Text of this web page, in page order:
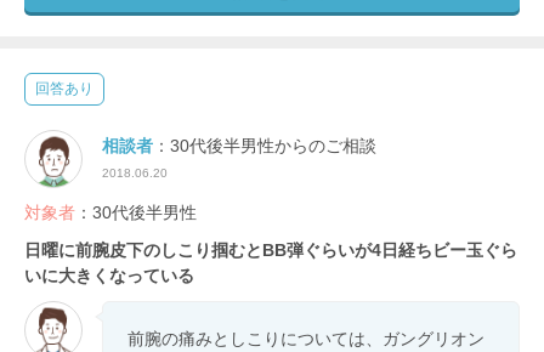
回答あり
相談者 ：30代後半男性からのご相談
2018.06.20
対象者 ：30代後半男性
日曜に前腕皮下のしこり掴むとBB弾ぐらいが4日経ちビー玉ぐら
いに大きくなっている
前腕の痛みとしこりについては、ガングリオン